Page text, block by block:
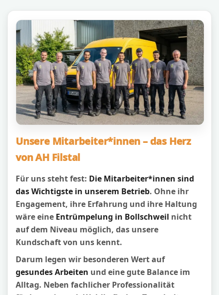
Unsere Mitarbeiter*innen – das Herz
von AH Filstal
Für uns steht fest: Die Mitarbeiter*innen sind
das Wichtigste in unserem Betrieb. Ohne ihr
Engagement, ihre Erfahrung und ihre Haltung
wäre eine Entrümpelung in Bollschweil nicht
auf dem Niveau möglich, das unsere
Kundschaft von uns kennt.
Darum legen wir besonderen Wert auf
gesundes Arbeiten und eine gute Balance im
Alltag. Neben fachlicher Professionalität